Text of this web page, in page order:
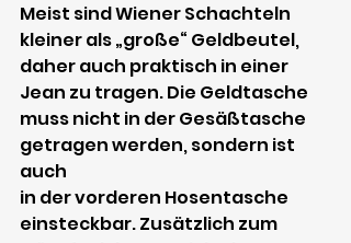
Meist sind Wiener Schachteln
kleiner als „große“ Geldbeutel,
daher auch praktisch in einer
Jean zu tragen. Die Geldtasche
muss nicht in der Gesäßtasche
getragen werden, sondern ist
auch
in der vorderen Hosentasche
einsteckbar. Zusätzlich zum